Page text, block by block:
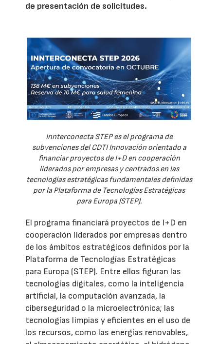
de presentación de solicitudes.
Innterconecta STEP es el programa de
subvenciones del CDTI Innovación orientado a
financiar proyectos de I+D en cooperación
liderados por empresas y centrados en las
tecnologías estratégicas fundamentales definidas
por la Plataforma de Tecnologías Estratégicas
para Europa (STEP).
El programa financiará proyectos de I+D en
cooperación liderados por empresas dentro
de los ámbitos estratégicos definidos por la
Plataforma de Tecnologías Estratégicas
para Europa (STEP). Entre ellos figuran las
tecnologías digitales, como la inteligencia
artificial, la computación avanzada, la
ciberseguridad o la microelectrónica; las
tecnologías limpias y eficientes en el uso de
los recursos, como las energías renovables,